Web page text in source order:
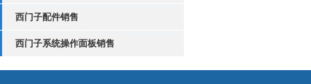
西门子配件销售
西门子系统操作面板销售